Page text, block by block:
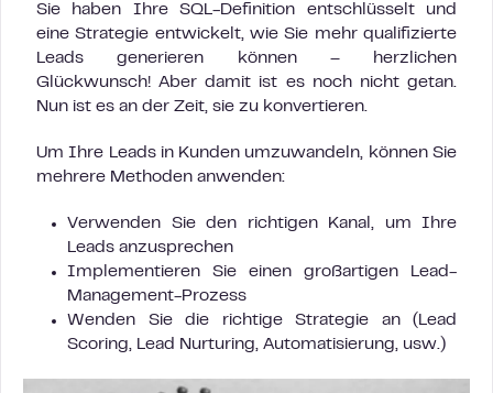
Sie haben Ihre SQL-Definition entschlüsselt und
eine Strategie entwickelt, wie Sie mehr qualifizierte
Leads generieren können – herzlichen
Glückwunsch! Aber damit ist es noch nicht getan.
Nun ist es an der Zeit, sie zu konvertieren.
Um Ihre Leads in Kunden umzuwandeln, können Sie
mehrere Methoden anwenden:
Verwenden Sie den richtigen Kanal, um Ihre
Leads anzusprechen
Implementieren Sie einen großartigen Lead-
Management-Prozess
Wenden Sie die richtige Strategie an (Lead
Scoring, Lead Nurturing, Automatisierung, usw.)